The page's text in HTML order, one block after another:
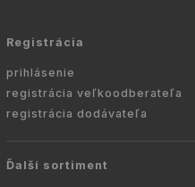
Registrácia
prihlásenie
registrácia veľkoodberateľa
registrácia dodávateľa
Ďalší sortiment